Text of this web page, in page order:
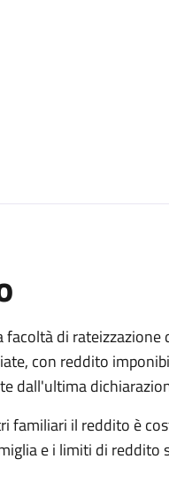
di rateizzazione
con reddito
dall'ultima
familiari il reddito è
e i limiti di reddito